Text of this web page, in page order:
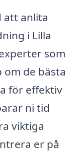
att anlita
i Lilla
som
de bästa
för effektiv
ni tid
viktiga
er på